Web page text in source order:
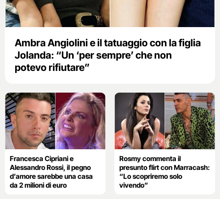
Ambra Angiolini e il tatuaggio con la figlia
Jolanda: “Un ‘per sempre’ che non
potevo rifiutare”
Francesca Cipriani e
Alessandro Rossi, il pegno
d’amore sarebbe una casa
da 2 milioni di euro
Rosmy commenta il
presunto flirt con Marracash:
“Lo scopriremo solo
vivendo”